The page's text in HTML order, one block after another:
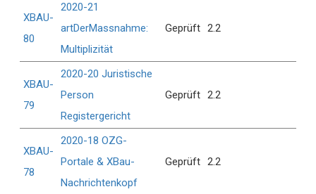
XBAU-
80
2020-21
artDerMassnahme:
Multiplizität
Geprüft 2.2
XBAU-
79
2020-20 Juristische
Person
Registergericht
Geprüft 2.2
XBAU-
78
2020-18 OZG-
Portale & XBau-
Nachrichtenkopf
Geprüft 2.2